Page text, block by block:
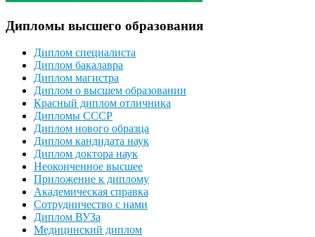
Дипломы высшего образования
Диплом специалиста
Диплом бакалавра
Диплом магистра
Диплом о высшем образовании
Красный диплом отличника
Дипломы СССР
Диплом нового образца
Диплом кандидата наук
Диплом доктора наук
Неоконченное высшее
Приложение к диплому
Академическая справка
Сотрудничество с нами
Диплом ВУЗа
Медицинский диплом